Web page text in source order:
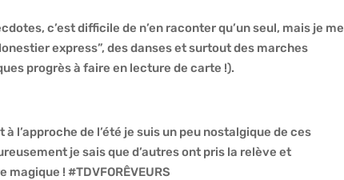
c’est difficile de n’en raconter qu’un seul, mais je me
express”, des danses et surtout des marches
progrès à faire en lecture de carte !).
l’approche de l’été je suis un peu nostalgique de ces
je sais que d’autres ont pris la relève et
! #TDVFORÊVEURS